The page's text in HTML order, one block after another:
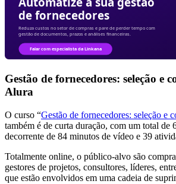
Gestão de fornecedores: seleção e
Alura
O curso “Gestão de fornecedores: seleção e
também é de curta duração, com um total de
decorrente de 84 minutos de vídeo e 39
Totalmente online, o público-alvo são
gestores de projetos, consultores, líderes,
que estão envolvidos em uma cadeia de